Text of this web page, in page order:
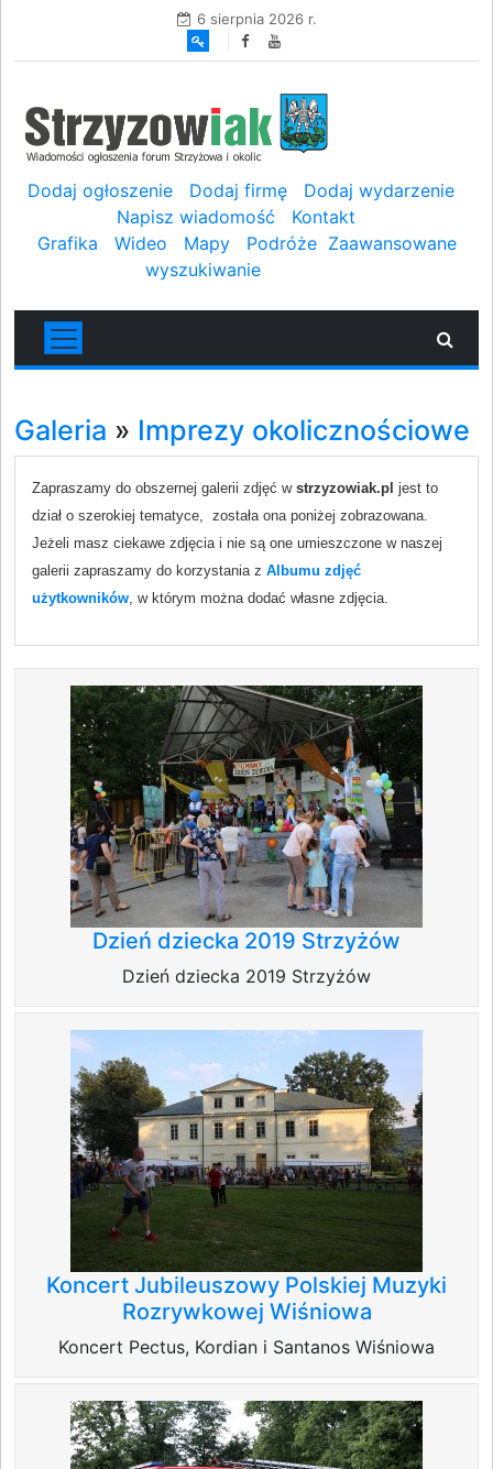
6 sierpnia 2026 r.
Dodaj ogłoszenie Dodaj firmę
Dodaj wydarzenie
Napisz wiadomość
Kontakt
Grafika
Wideo Mapy Podróże Zaawansowane
wyszukiwanie
Galeria » Imprezy okolicznościowe
Zapraszamy do obszernej galerii zdjęć w strzyzowiak.pl jest to
dział o szerokiej tematyce, została ona poniżej zobrazowana.
Jeżeli masz ciekawe zdjęcia i nie są one umieszczone w naszej
galerii zapraszamy do korzystania z Albumu zdjęć
użytkowników, w którym można dodać własne zdjęcia.
Dzień dziecka 2019 Strzyżów
Dzień dziecka 2019 Strzyżów
Koncert Jubileuszowy Polskiej Muzyki
Rozrywkowej Wiśniowa
Koncert Pectus, Kordian i Santanos Wiśniowa